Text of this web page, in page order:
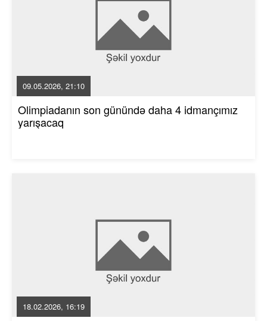
09.05.2026, 21:10
Olimpiadanın son günündə daha 4 idmançımız
yarışacaq
18.02.2026, 16:19